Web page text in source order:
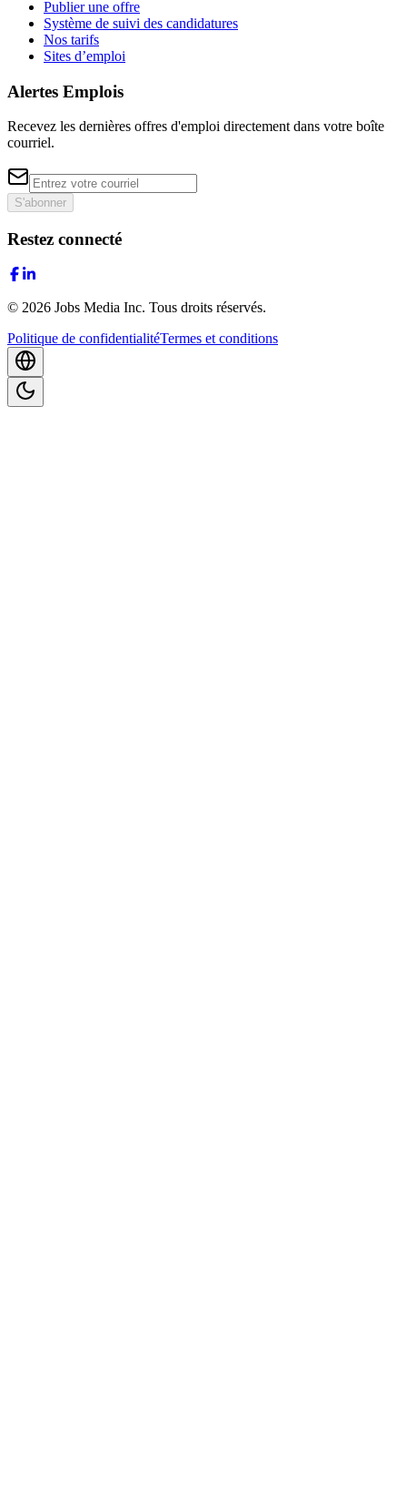
Publier une offre
Système de suivi des candidatures
Nos tarifs
Sites d’emploi
Alertes Emplois
Recevez les dernières offres d'emploi directement dans votre boîte
courriel.
S'abonner
Restez connecté
© 2026 Jobs Media Inc. Tous droits réservés.
Politique de confidentialitéTermes et conditions